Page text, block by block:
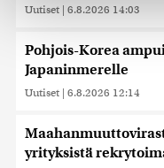
Käytämme evästeitä
tukemiseen ja
jaamme sosiaalisen
alan
sivustoamme.
kerätty, kun olet
saatetaan myös
Uutiset | 6.8.2026 14:03
Pohjois-Korea
Japaninmerelle
Uutiset | 6.8.2026 12:14
yrityksistä